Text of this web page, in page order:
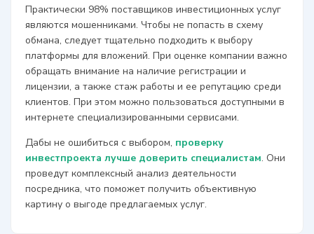
Практически 98% поставщиков инвестиционных услуг
являются мошенниками. Чтобы не попасть в схему
обмана, следует тщательно подходить к выбору
платформы для вложений. При оценке компании важно
обращать внимание на наличие регистрации и
лицензии, а также стаж работы и ее репутацию среди
клиентов. При этом можно пользоваться доступными в
интернете специализированными сервисами.
Дабы не ошибиться с выбором, проверку
инвестпроекта лучше доверить специалистам. Они
проведут комплексный анализ деятельности
посредника, что поможет получить объективную
картину о выгоде предлагаемых услуг.